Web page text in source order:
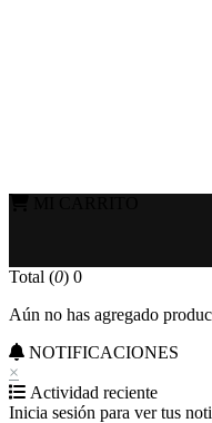
Total (0) 0
Aún no has agregado
NOTIFICACIONES
×
Actividad reciente
Inicia sesión para ver tus